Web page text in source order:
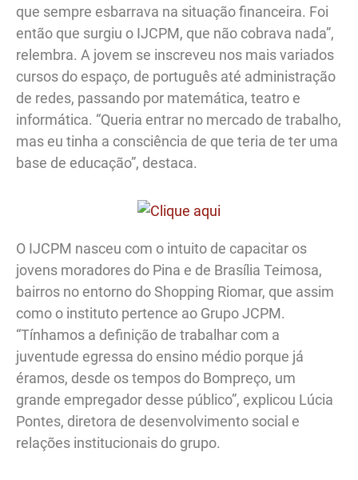
que sempre esbarrava na situação financeira. Foi
então que surgiu o IJCPM, que não cobrava nada”,
relembra. A jovem se inscreveu nos mais variados
cursos do espaço, de português até administração
de redes, passando por matemática, teatro e
informática. “Queria entrar no mercado de trabalho,
mas eu tinha a consciência de que teria de ter uma
base de educação”, destaca.
O IJCPM nasceu com o intuito de capacitar os
jovens moradores do Pina e de Brasília Teimosa,
bairros no entorno do Shopping Riomar, que assim
como o instituto pertence ao Grupo JCPM.
“Tínhamos a definição de trabalhar com a
juventude egressa do ensino médio porque já
éramos, desde os tempos do Bompreço, um
grande empregador desse público”, explicou Lúcia
Pontes, diretora de desenvolvimento social e
relações institucionais do grupo.